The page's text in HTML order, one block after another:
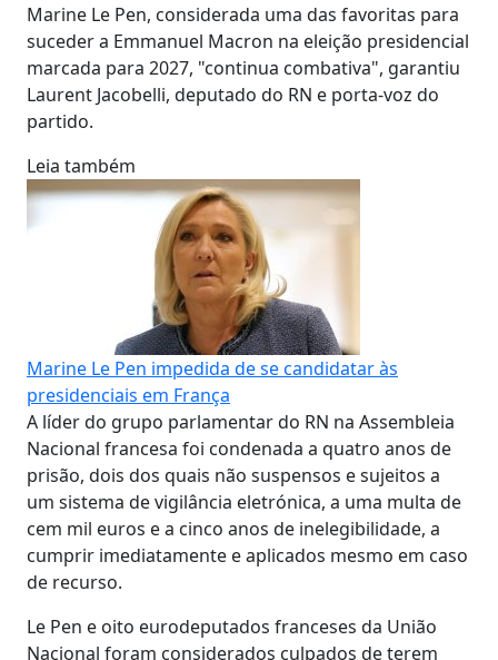
Marine Le Pen, considerada uma das favoritas para
suceder a Emmanuel Macron na eleição presidencial
marcada para 2027, "continua combativa", garantiu
Laurent Jacobelli, deputado do RN e porta-voz do
partido.
Leia também
Marine Le Pen impedida de se candidatar às
presidenciais em França
A líder do grupo parlamentar do RN na Assembleia
Nacional francesa foi condenada a quatro anos de
prisão, dois dos quais não suspensos e sujeitos a
um sistema de vigilância eletrónica, a uma multa de
cem mil euros e a cinco anos de inelegibilidade, a
cumprir imediatamente e aplicados mesmo em caso
de recurso.
Le Pen e oito eurodeputados franceses da União
Nacional foram considerados culpados de terem